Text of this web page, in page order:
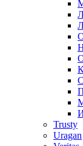
Trusty
Uragan